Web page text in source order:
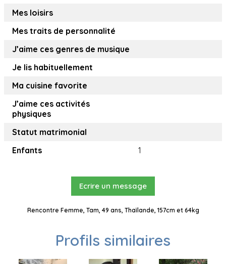
Mes loisirs
Mes traits de personnalité
J’aime ces genres de musique
Je lis habituellement
Ma cuisine favorite
J’aime ces activités
physiques
Statut matrimonial
Enfants
1
Ecrire un message
Rencontre Femme, Tam, 49 ans, Thaïlande, 157cm et 64kg
Profils similaires